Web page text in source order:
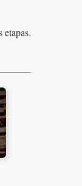
etapas.